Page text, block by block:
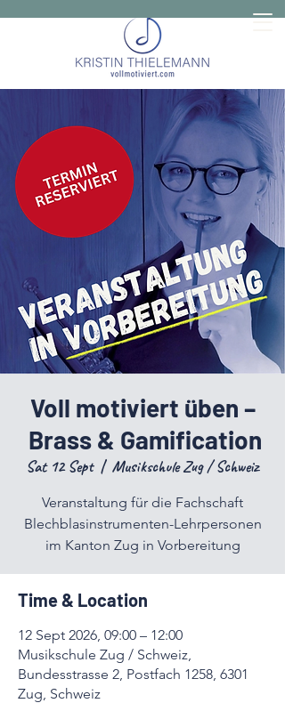
Voll motiviert üben –
Brass & Gamification
Sat 12 Sept
  |
Musikschule Zug / Schweiz
Veranstaltung für die Fachschaft
Blechblasinstrumenten-Lehrpersonen
im Kanton Zug in Vorbereitung
Time & Location
12 Sept 2026, 09:00 – 12:00
Musikschule Zug / Schweiz,
Bundesstrasse 2, Postfach 1258, 6301
Zug, Schweiz